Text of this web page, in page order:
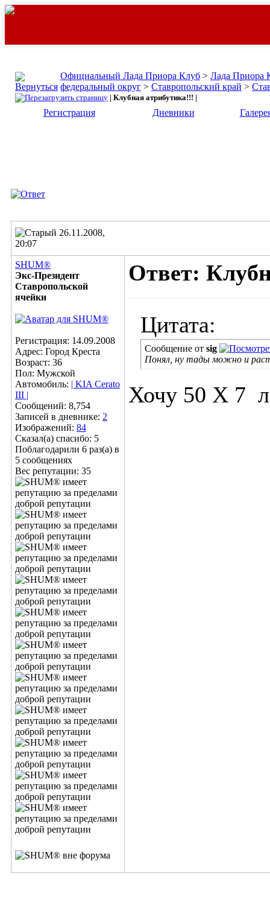
Официальный Лада Приора Клуб > Лада Приора
федеральный округ > Ставропольский край >
| Клубная атрибутика!!! |
Регистрация Дневники
26.11.2008,
20:07
SHUM®
Экс-Президент
Ставропольской
ячейки
Регистрация: 14.09.2008
Адрес: Город Креста
Возраст: 36
Пол: Мужской
Автомобиль: | KIA Cerato
III |
Сообщений: 8,754
Записей в дневнике: 2
Изображений: 84
Сказал(а) спасибо: 5
Поблагодарили 6 раз(а) в
5 сообщениях
Вес репутации: 35
Ответ:
Цитата:
Сообщение от sig
Понял, ну тады можно и
Хочу 50 X 7